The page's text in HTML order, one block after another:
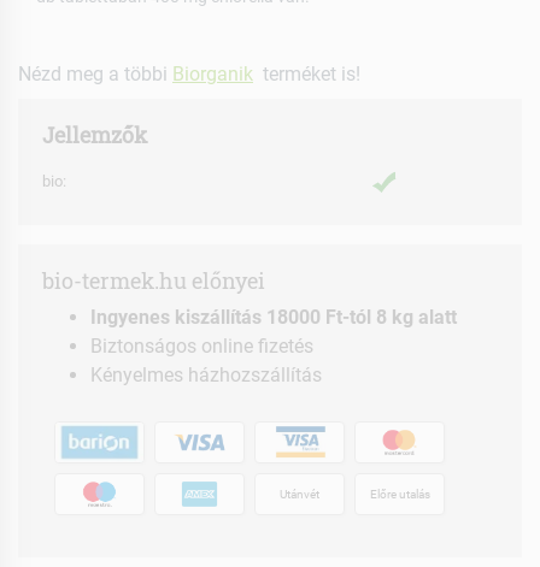
Nézd meg a többi Biorganik terméket is!
Jellemzők
bio:
bio-termek.hu előnyei
Ingyenes kiszállítás 18000 Ft-tól 8 kg alatt
Biztonságos online fizetés
Kényelmes házhozszállítás
Utánvét Előre utalás